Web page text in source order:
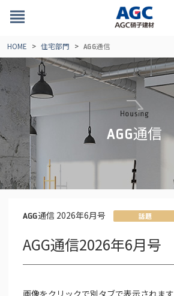
view_headline
HOME 住宅部門 AGG通信
AGG通信
AGG通信 2026年6月号 話題
AGG通信2026年6月号
画像をクリックで別タブで表示されます